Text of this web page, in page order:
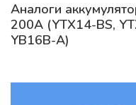
Аналоги
200A (YTX14-BS,
YB16B-A)